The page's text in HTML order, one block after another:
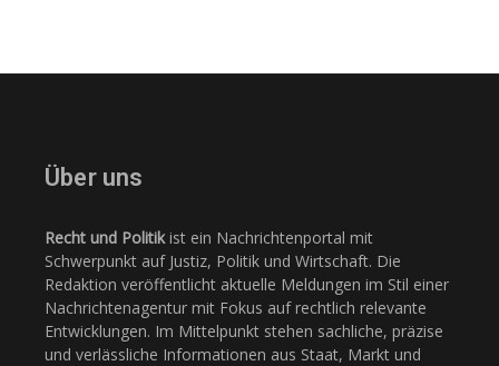
Über uns
Recht und Politikist ein Nachrichtenportal mit
Schwerpunkt auf Justiz, Politik und Wirtschaft. Die
Redaktion veröffentlicht aktuelle Meldungen im Stil einer
Nachrichtenagentur mit Fokus auf rechtlich relevante
Entwicklungen. Im Mittelpunkt stehen sachliche, präzise
und verlässliche Informationen aus Staat, Markt und